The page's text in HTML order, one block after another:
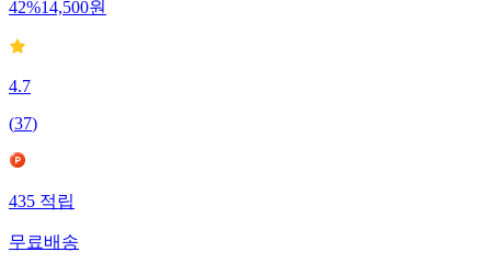
42%14,500원
4.7
(37)
435적립
무료배송